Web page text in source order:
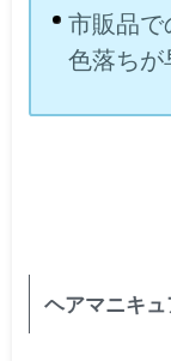
市販品で
色落ちが
ヘアマニキ